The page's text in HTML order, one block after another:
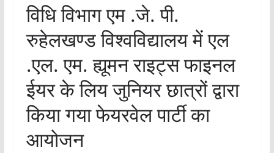
विधि विभाग एम .जे. पी.
रुहेलखण्ड विश्वविद्यालय में एल
.एल. एम. ह्यूमन राइट्स फाइनल
ईयर के लिय जुनियर छात्रों द्वारा
किया गया फेयरवेल पार्टी का
आयोजन